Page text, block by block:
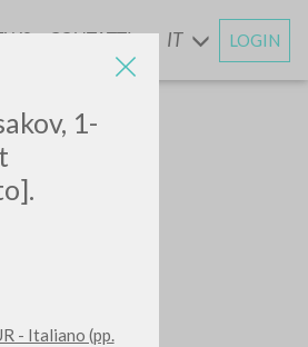
1-
- Italiano (pp.
CONTATTI IT LOGIN